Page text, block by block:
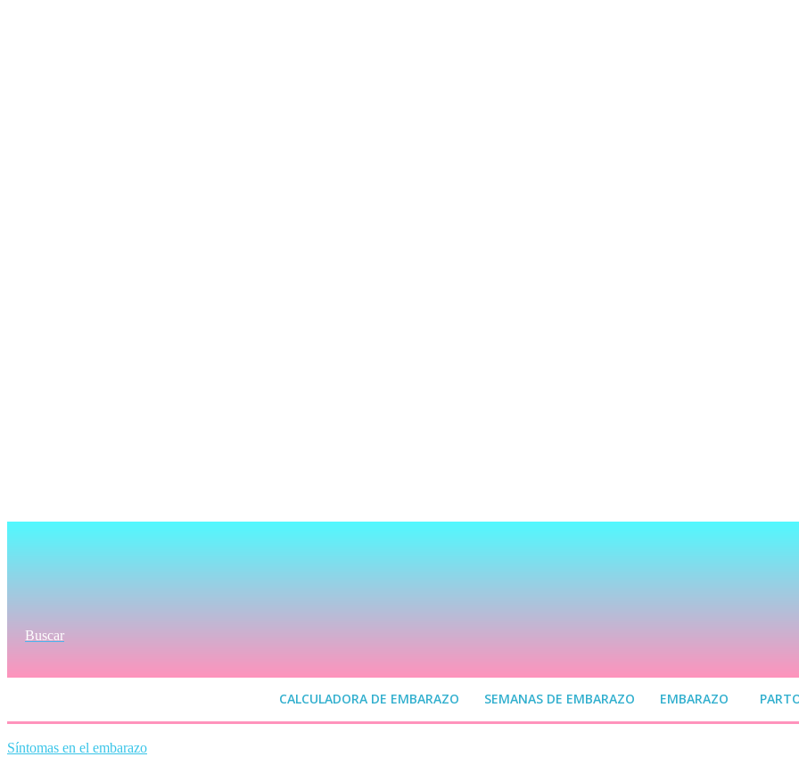
Buscar
CALCULADORA DE EMBARAZO SEMANAS DE EMBARAZO EMBARAZO
Síntomas en el embarazo